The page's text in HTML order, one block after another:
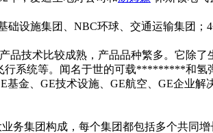
础设施集团、NBC环球、交通运输集团
品技术比较成熟，产品品种繁多。它除
行系统等。闻名于世的可载*********和氢
金、GE技术设施、GE航空、GE企业
务集团构成，每个集团都包括多个共同